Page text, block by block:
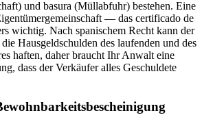
und basura (Müllabfuhr) bestehen. Eine
— das certificado de
wichtig. Nach spanischem Recht kann der
Hausgeldschulden des laufenden und des
haften, daher braucht Ihr Anwalt eine
dass der Verkäufer alles Geschuldete